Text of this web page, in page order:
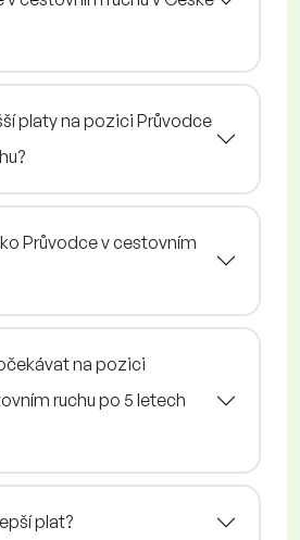
platy na pozici Průvodce
Průvodce v cestovním
na pozici
ruchu po 5 letech
plat?